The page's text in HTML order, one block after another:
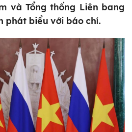
và Tổng thống Liên bang
phát biểu với báo chí.